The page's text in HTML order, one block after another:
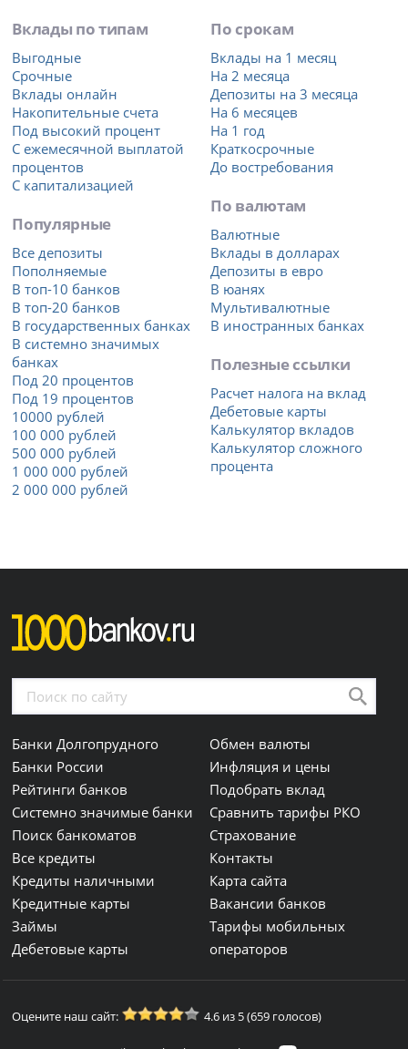
Вклады по типам
Выгодные
Срочные
Вклады онлайн
Накопительные счета
Под высокий процент
С ежемесячной выплатой
процентов
С капитализацией
Популярные
Все депозиты
Пополняемые
В топ-10 банков
В топ-20 банков
В государственных банках
В системно значимых
банках
Под 20 процентов
Под 19 процентов
10000 рублей
100 000 рублей
500 000 рублей
1 000 000 рублей
2 000 000 рублей
По срокам
Вклады на 1 месяц
На 2 месяца
Депозиты на 3 месяца
На 6 месяцев
На 1 год
Краткосрочные
До востребования
По валютам
Валютные
Вклады в долларах
Депозиты в евро
В юанях
Мультивалютные
В иностранных банках
Полезные ссылки
Расчет налога на вклад
Дебетовые карты
Калькулятор вкладов
Калькулятор сложного
процента
Банки Долгопрудного
Банки России
Рейтинги банков
Системно значимые банки
Поиск банкоматов
Все кредиты
Кредиты наличными
Кредитные карты
Займы
Дебетовые карты
Обмен валюты
Инфляция и цены
Подобрать вклад
Сравнить тарифы РКО
Страхование
Контакты
Карта сайта
Вакансии банков
Тарифы мобильных
операторов
Оцените наш сайт: 4.6 из 5 (659 голосов)